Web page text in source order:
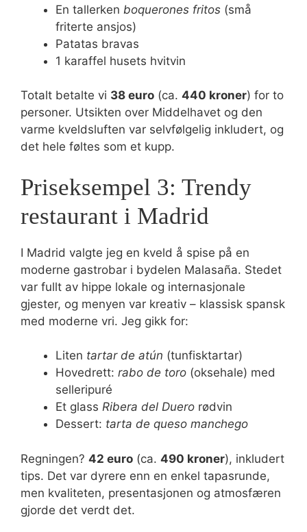
En tallerken boquerones fritos (små
friterte ansjos)
Patatas bravas
1 karaffel husets hvitvin
Totalt betalte vi 38 euro (ca. 440 kroner) for to
personer. Utsikten over Middelhavet og den
varme kveldsluften var selvfølgelig inkludert, og
det hele føltes som et kupp.
Priseksempel 3: Trendy
restaurant i Madrid
I Madrid valgte jeg en kveld å spise på en
moderne gastrobar i bydelen Malasaña. Stedet
var fullt av hippe lokale og internasjonale
gjester, og menyen var kreativ – klassisk spansk
med moderne vri. Jeg gikk for:
Liten tartar de atún (tunfisktartar)
Hovedrett: rabo de toro (oksehale) med
selleripuré
Et glass Ribera del Duero rødvin
Dessert: tarta de queso manchego
Regningen? 42 euro (ca. 490 kroner), inkludert
tips. Det var dyrere enn en enkel tapasrunde,
men kvaliteten, presentasjonen og atmosfæren
gjorde det verdt det.